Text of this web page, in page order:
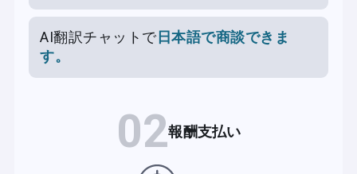
AI翻訳チャットで日本語で商談できま
す。
02報酬支払い